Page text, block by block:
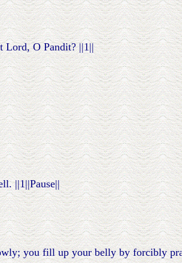
Lord, O Pandit? ||1||
||1||Pause||
you fill up your belly by forcibly